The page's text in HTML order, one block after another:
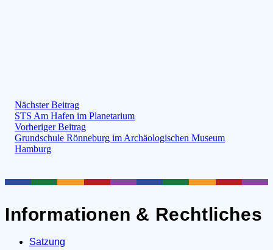
Nächster Beitrag
STS Am Hafen im Planetarium
Vorheriger Beitrag
Grundschule Rönneburg im Archäologischen Museum
Hamburg
Informationen & Rechtliches
Satzung